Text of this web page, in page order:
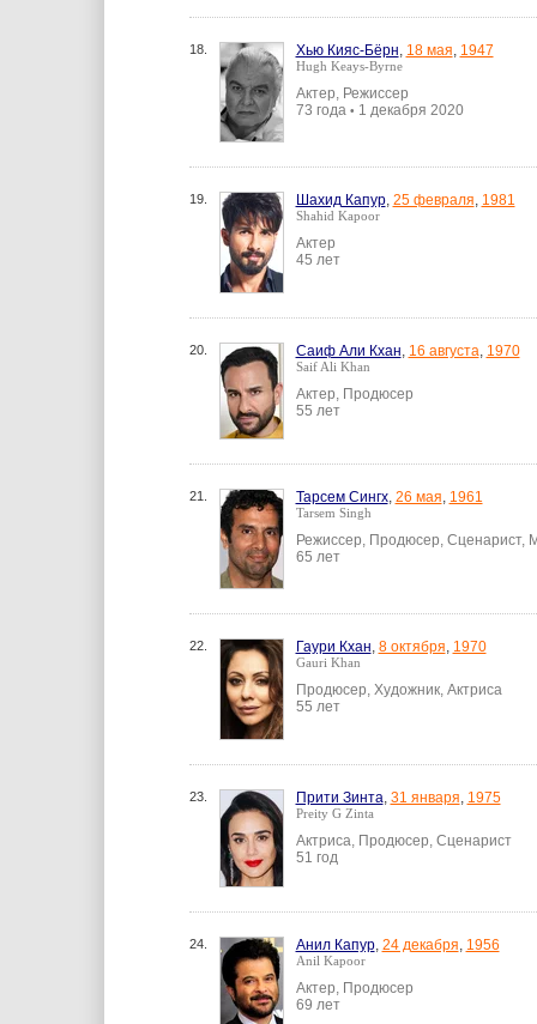
18. Хью Кияс-Бёрн, 18 мая, 1947
Hugh Keays-Byrne
Актер, Режиссер
73 года • 1 декабря 2020
19. Шахид Капур, 25 февраля, 1981
Shahid Kapoor
Актер
45 лет
20. Саиф Али Кхан, 16 августа, 1970
Saif Ali Khan
Актер, Продюсер
55 лет
21. Тарсем Сингх, 26 мая, 1961
Tarsem Singh
Режиссер, Продюсер, Сценарист,
65 лет
22. Гаури Кхан, 8 октября, 1970
Gauri Khan
Продюсер, Художник, Актриса
55 лет
23. Прити Зинта, 31 января, 1975
Preity G Zinta
Актриса, Продюсер, Сценарист
51 год
24. Анил Капур, 24 декабря, 1956
Anil Kapoor
Актер, Продюсер
69 лет